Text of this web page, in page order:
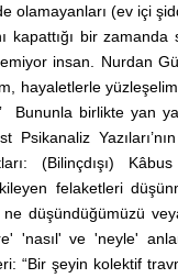
olamayanları (ev içi
kapattığı bir
insan. Nurdan
hayaletlerle
Bununla birlikte yan
Psikanaliz
(Bilinçdışı)
felaketleri
düşündüğümüzü
'nasıl' ve 'neyle'
“Bir şeyin kolektif